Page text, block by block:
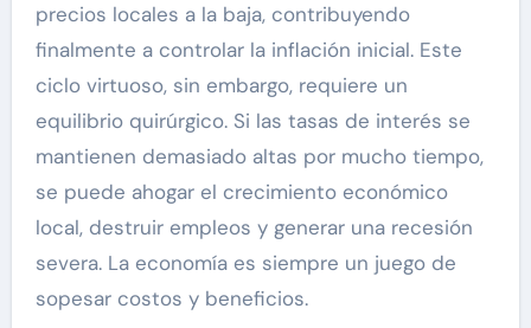
precios locales a la baja, contribuyendo
finalmente a controlar la inflación inicial. Este
ciclo virtuoso, sin embargo, requiere un
equilibrio quirúrgico. Si las tasas de interés se
mantienen demasiado altas por mucho tiempo,
se puede ahogar el crecimiento económico
local, destruir empleos y generar una recesión
severa. La economía es siempre un juego de
sopesar costos y beneficios.